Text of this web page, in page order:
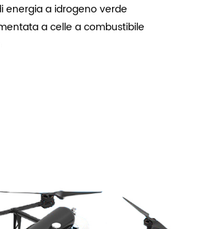
energia a idrogeno verde
a celle a combustibile